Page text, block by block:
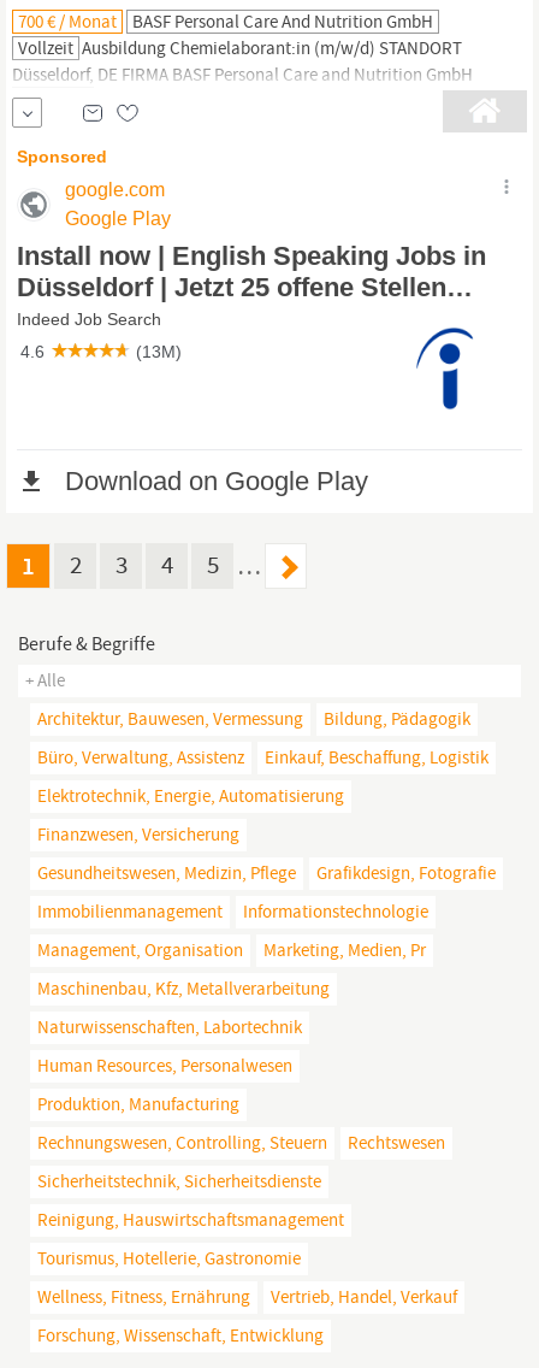
700 € / Monat
BASF Personal Care And Nutrition GmbH
Vollzeit Ausbildung Chemielaborant:in (m/w/d) STANDORT
Düsseldorf, DE FIRMA BASF Personal Care and Nutrition GmbH
AUSBILDUNGSBEGINN (‑DAUER) 01.09.2027 (3,5 Jahr(e))
ELEMENTE DEINER AUSBILDUNG Du bist der Chemie verfallen
und kannst es nicht abwarten, endlich im Labor zu stehen?
1 2 3 4 5 …
Berufe & Begriffe
+ Alle
Architektur, Bauwesen, Vermessung
Bildung, Pädagogik
Büro, Verwaltung, Assistenz
Einkauf, Beschaffung, Logistik
Elektrotechnik, Energie, Automatisierung
Finanzwesen, Versicherung
Gesundheitswesen, Medizin, Pflege
Grafikdesign, Fotografie
Immobilienmanagement
Informationstechnologie
Management, Organisation
Marketing, Medien, Pr
Maschinenbau, Kfz, Metallverarbeitung
Naturwissenschaften, Labortechnik
Human Resources, Personalwesen
Produktion, Manufacturing
Rechnungswesen, Controlling, Steuern
Rechtswesen
Sicherheitstechnik, Sicherheitsdienste
Reinigung, Hauswirtschaftsmanagement
Tourismus, Hotellerie, Gastronomie
Wellness, Fitness, Ernährung
Vertrieb, Handel, Verkauf
Forschung, Wissenschaft, Entwicklung